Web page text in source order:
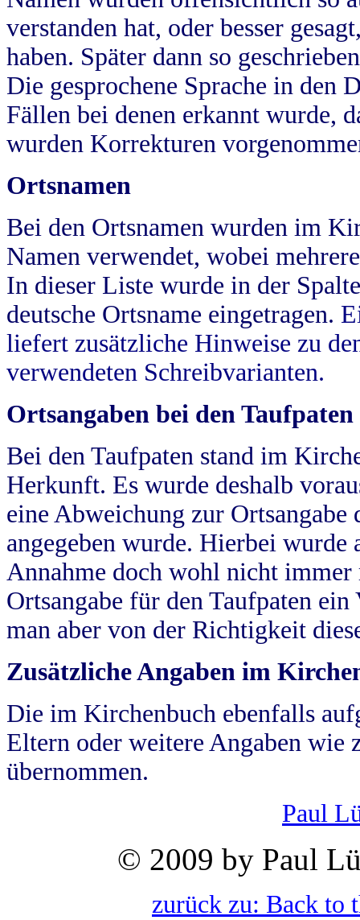
verstanden hat, oder besser
haben. Später dann so
Die gesprochene Sprache in
Fällen bei denen erkannt wurde,
wurden Korrekturen
Ortsnamen
Bei den Ortsnamen wurden im
Namen verwendet, wobei
In dieser Liste wurde in der
deutsche Ortsname eingetragen.
liefert zusätzliche Hinweise zu
verwendeten Schreibvarianten.
Ortsangaben bei den Taufpaten
Bei den Taufpaten stand im
Herkunft. Es wurde deshalb
eine Abweichung zur
angegeben wurde. Hierbei wurde
Annahme doch wohl nicht
Ortsangabe für den Taufpaten
man aber von der Richtigkeit
Zusätzliche Angaben im
Die im Kirchenbuch ebenfalls
Eltern oder weitere Angaben wie
übernommen.
Paul
© 2009 by Paul
zurück zu: Back to